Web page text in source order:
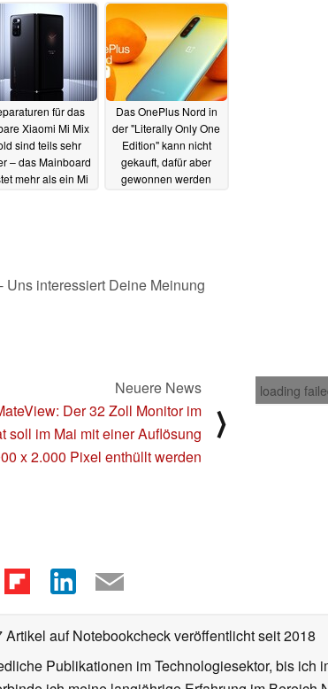
für das
Xiaomi Mi Mix
sind teils sehr
– das Mainboard
mehr als ein Mi
Das OnePlus Nord in
der "Literally Only One
Edition" kann nicht
gekauft, dafür aber
gewonnen werden
Uns interessiert Deine Meinung
loading
Neuere News
Der 32 Zoll Monitor im
soll im Mai mit einer Auflösung
x 2.000 Pixel enthüllt werden
⟩
Artikel auf Notebookcheck veröffentlichtseit 2018
Publikationen im Technologiesektor, bis ich